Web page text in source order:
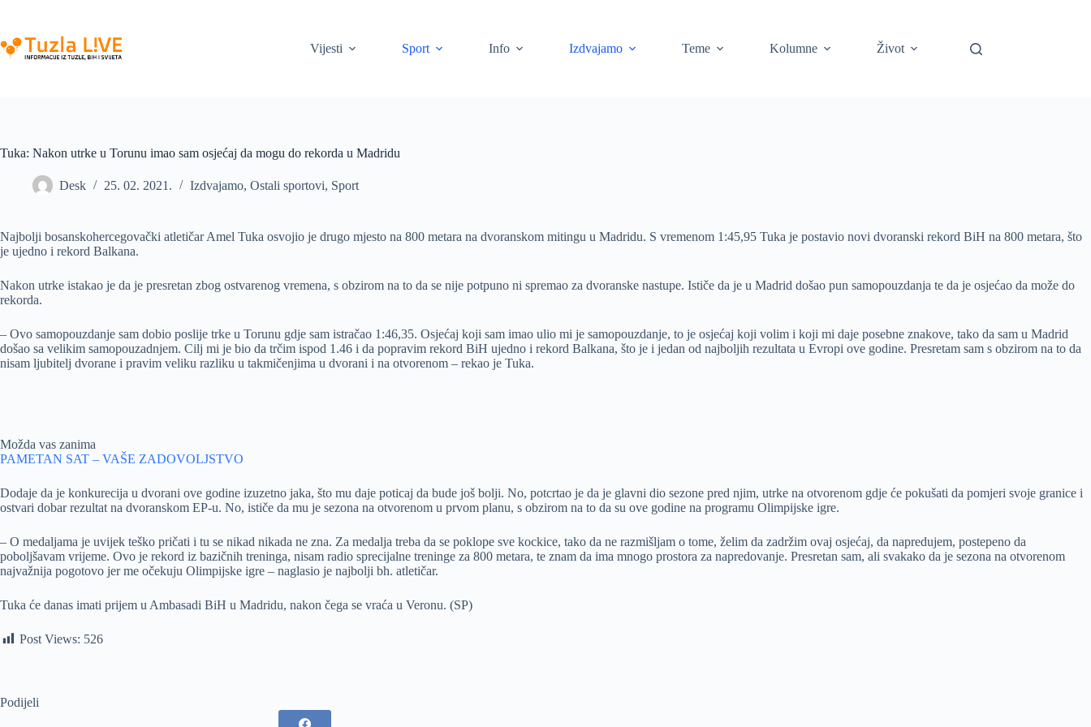
content
Vijesti
Sport Info Izdvajamo Teme Kolumne Život
Tuka: Nakon utrke u Torunu imao sam osjećaj da mogu do rekorda u Madridu
Desk 25. 02. 2021. Izdvajamo, Ostali sportovi, Sport
Najbolji bosanskohercegovački atletičar Amel Tuka osvojio je drugo mjesto na 800 metara na dvoranskom mitingu u Madridu. S vremenom 1:45,95 Tuka je postavio novi dvoranski rekord BiH na 800 metara, što
je ujedno i rekord Balkana.
Nakon utrke istakao je da je presretan zbog ostvarenog vremena, s obzirom na to da se nije potpuno ni spremao za dvoranske nastupe. Ističe da je u Madrid došao pun samopouzdanja te da je osjećao da može do
rekorda.
– Ovo samopouzdanje sam dobio poslije trke u Torunu gdje sam istračao 1:46,35. Osjećaj koji sam imao ulio mi je samopouzdanje, to je osjećaj koji volim i koji mi daje posebne znakove, tako da sam u Madrid
došao sa velikim samopouzadnjem. Cilj mi je bio da trčim ispod 1.46 i da popravim rekord BiH ujedno i rekord Balkana, što je i jedan od najboljih rezultata u Evropi ove godine. Presretam sam s obzirom na to da
nisam ljubitelj dvorane i pravim veliku razliku u takmičenjima u dvorani i na otvorenom – rekao je Tuka.
Možda vas zanima
PAMETAN SAT – VAŠE ZADOVOLJSTVO
Dodaje da je konkurecija u dvorani ove godine izuzetno jaka, što mu daje poticaj da bude još bolji. No, potcrtao je da je glavni dio sezone pred njim, utrke na otvorenom gdje će pokušati da pomjeri svoje granice i
ostvari dobar rezultat na dvoranskom EP-u. No, ističe da mu je sezona na otvorenom u prvom planu, s obzirom na to da su ove godine na programu Olimpijske igre.
– O medaljama je uvijek teško pričati i tu se nikad nikada ne zna. Za medalja treba da se poklope sve kockice, tako da ne razmišljam o tome, želim da zadržim ovaj osjećaj, da napredujem, postepeno da
poboljšavam vrijeme. Ovo je rekord iz bazičnih treninga, nisam radio sprecijalne treninge za 800 metara, te znam da ima mnogo prostora za napredovanje. Presretan sam, ali svakako da je sezona na otvorenom
najvažnija pogotovo jer me očekuju Olimpijske igre – naglasio je najbolji bh. atletičar.
Tuka će danas imati prijem u Ambasadi BiH u Madridu, nakon čega se vraća u Veronu. (SP)
Post Views: 526
Podijeli